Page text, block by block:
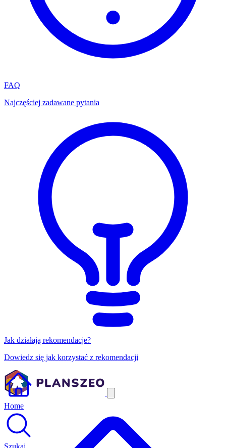
FAQ
Najczęściej zadawane pytania
Jak działają rekomendacje?
Dowiedz się jak korzystać z rekomendacji
Home
Szukaj